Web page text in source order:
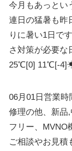
今月もあっとい
連日の猛暑も昨
りに暑い1日で
さ対策が必要な
25℃[0] 11℃[-
06月01日営業時
修理の他、新品
フリー、MVNO
ご相談やお見積